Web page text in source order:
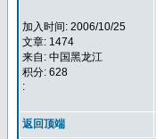
加入时间: 2006/10/25
文章: 1474
来自: 中国黑龙江
积分: 628
:
返回顶端